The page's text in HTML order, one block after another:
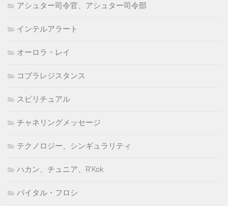
アシュター司令官、アシュター司令部
インテルアラート
オーロラ・レイ
コブラレジスタンス
スピリチュアル
チャネリングメッセージ
テクノロジー、シンギュラリティ
ハカン、チュニア、R'Kok
バイタル・フロシ